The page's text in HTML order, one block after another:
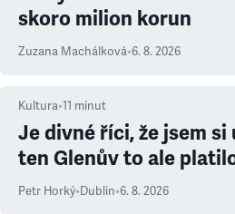
skoro milion korun
Zuzana Machálková•6. 8. 2026
Kultura•11 minut
Je divné říci, že jsem si
ten Glenův to ale
Petr Horký•Dublin•6. 8. 2026